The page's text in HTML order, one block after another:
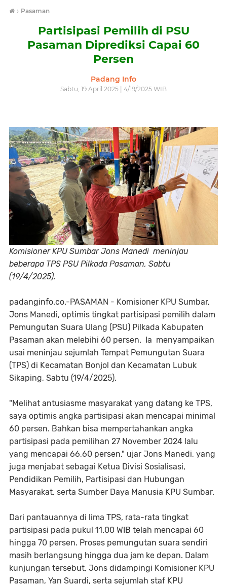
› Pasaman
Partisipasi Pemilih di PSU
Pasaman Diprediksi Capai 60
Persen
Padang Info
Sabtu, 19 April 2025 | 4/19/2025 WIB
Komisioner KPU Sumbar Jons Manedi meninjau
beberapa TPS PSU Pilkada Pasaman, Sabtu
(19/4/2025).
padanginfo.co.-PASAMAN - Komisioner KPU Sumbar,
Jons Manedi, optimis tingkat partisipasi pemilih dalam
Pemungutan Suara Ulang (PSU) Pilkada Kabupaten
Pasaman akan melebihi 60 persen. Ia menyampaikan
usai meninjau sejumlah Tempat Pemungutan Suara
(TPS) di Kecamatan Bonjol dan Kecamatan Lubuk
Sikaping, Sabtu (19/4/2025).
"Melihat antusiasme masyarakat yang datang ke TPS,
saya optimis angka partisipasi akan mencapai minimal
60 persen. Bahkan bisa mempertahankan angka
partisipasi pada pemilihan 27 November 2024 lalu
yang mencapai 66,60 persen," ujar Jons Manedi, yang
juga menjabat sebagai Ketua Divisi Sosialisasi,
Pendidikan Pemilih, Partisipasi dan Hubungan
Masyarakat, serta Sumber Daya Manusia KPU Sumbar.
Dari pantauannya di lima TPS, rata-rata tingkat
partisipasi pada pukul 11.00 WIB telah mencapai 60
hingga 70 persen. Proses pemungutan suara sendiri
masih berlangsung hingga dua jam ke depan. Dalam
kunjungan tersebut, Jons didampingi Komisioner KPU
Pasaman, Yan Suardi, serta sejumlah staf KPU